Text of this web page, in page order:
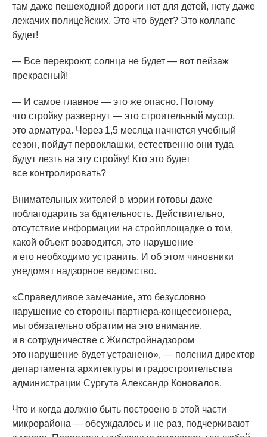
там даже пешеходной дороги нет для детей, нету даже
лежачих полицейских. Это что будет? Это коллапс
будет!
— Все перекроют, солнца не будет — вот пейзаж
прекрасный!
— И самое главное — это же опасно. Потому
что стройку развернут — это строительный мусор,
это арматура. Через 1,5 месяца начнется учебный
сезон, пойдут первоклашки, естественно они туда
будут лезть на эту стройку! Кто это будет
все контролировать?
Внимательных жителей в мэрии готовы даже
поблагодарить за бдительность. Действительно,
отсутствие информации на стройплощадке о том,
какой объект возводится, это нарушение
и его необходимо устранить. И об этом чиновники
уведомят надзорное ведомство.
«Справедливое замечание, это безусловно
нарушение со стороны партнера-концессионера,
мы обязательно обратим на это внимание,
и в сотрудничестве с Жилстройнадзором
это нарушение будет устранено», — пояснил директор
департамента архитектуры и градостроительства
администрации Сургута Александр Коновалов.
Что и когда должно быть построено в этой части
микрорайона — обсуждалось и не раз, подчеркивают